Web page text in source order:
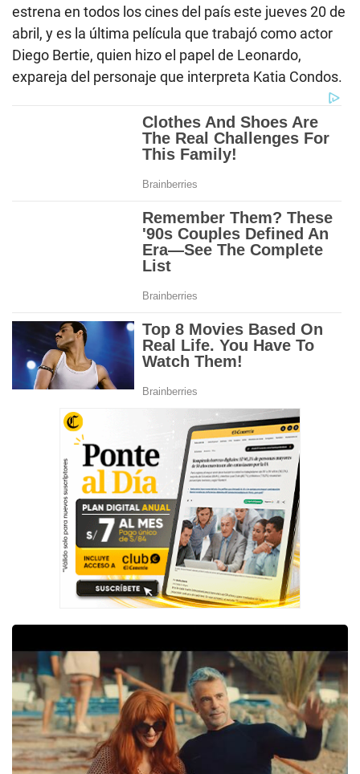
estrena en todos los cines del país este jueves 20 de
abril, y es la última película que trabajó como actor
Diego Bertie, quien hizo el papel de Leonardo,
expareja del personaje que interpreta Katia Condos.